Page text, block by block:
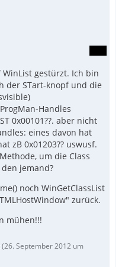
gestürzt. Ich bin
der STart-knopf und die
Handles
0x00101??. aber nicht
eines davon hat
zB 0x01203?? uswusf.
um die Class
jemand?
noch WinGetClassList
zurück.
mühen!!!
(26. September 2012 um